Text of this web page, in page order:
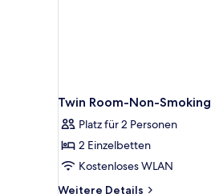
Twin Room-Non-Smoking
Platz für 2 Personen
2 Einzelbetten
Kostenloses WLAN
Weitere Details
Weitere